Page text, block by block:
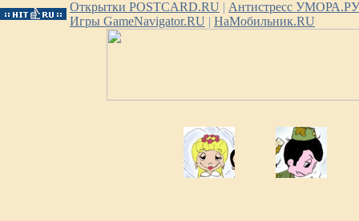
Открытки POSTCARD.RU | Антистресс УМОРА.РУ
Игры GameNavigator.RU | НаМобильник.RU